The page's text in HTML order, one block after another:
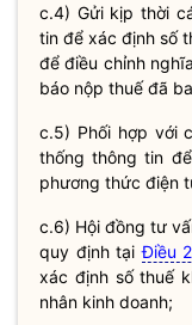
c.4) Gửi kịp thời
tin để xác định số
để điều chỉnh
báo nộp thuế đã
c.5) Phối hợp với
thống thông tin
phương thức điện
c.6) Hội đồng tư
quy định tạiĐiều
xác định số thuế
nhân kinh doanh;